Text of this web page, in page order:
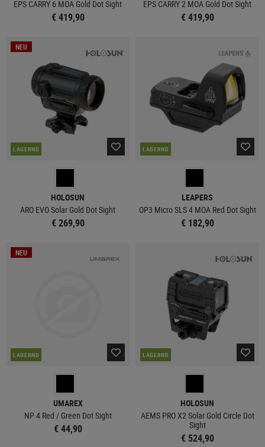
EPS CARRY 6 MOA Gold Dot Sight
€ 419,90
EPS CARRY 2 MOA Gold Dot Sight
€ 419,90
NEU
LAGERND
HOLOSUN
ARO EVO Solar Gold Dot Sight
€ 269,90
LAGERND
LEAPERS
OP3 Micro SLS 4 MOA Red Dot Sight
€ 182,90
NEU
LAGERND
UMAREX
NP 4 Red / Green Dot Sight
€ 44,90
LAGERND
HOLOSUN
AEMS PRO X2 Solar Gold Circle Dot
Sight
€ 524,90